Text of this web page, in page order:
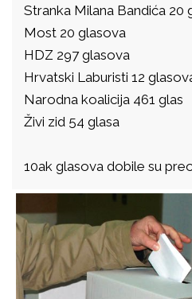
Stranka Milana Bandića 20
Most 20 glasova
HDZ 297 glasova
Hrvatski Laburisti 12
Narodna koalicija 461 glas
Živi zid 54 glasa
10ak glasova dobile su